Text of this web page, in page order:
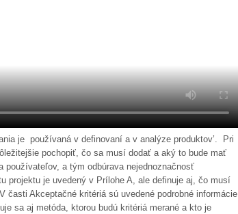
je používaná v definovaní a v analýze produktov’. Pri
pochopiť, čo sa musí dodať a aký to bude mať
používateľov, a tým odbúrava nejednoznačnosť
projektu je uvedený v Prílohe A, ale definuje aj, čo musí
časti Akceptačné kritériá sú uvedené podrobné informácie
sa aj metóda, ktorou budú kritériá merané a kto je